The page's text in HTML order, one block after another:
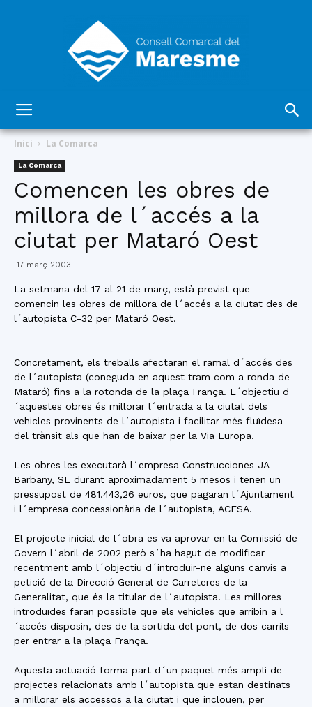
Comarcal
del
Maresme
Inici La Comarca
La Comarca
Comencen les obres de
millora de l´accés a la
ciutat per Mataró Oest
17 març 2003
La setmana del 17 al 21 de març, està previst que
comencin les obres de millora de l´accés a la ciutat des de
l´autopista C-32 per Mataró Oest.
Concretament, els treballs afectaran el ramal d´accés des
de l´autopista (coneguda en aquest tram com a ronda de
Mataró) fins a la rotonda de la plaça França. L´objectiu d
´aquestes obres és millorar l´entrada a la ciutat dels
vehicles provinents de l´autopista i facilitar més fluïdesa
del trànsit als que han de baixar per la Via Europa.
Les obres les executarà l´empresa Construcciones JA
Barbany, SL durant aproximadament 5 mesos i tenen un
pressupost de 481.443,26 euros, que pagaran l´Ajuntament
i l´empresa concessionària de l´autopista, ACESA.
El projecte inicial de l´obra es va aprovar en la Comissió de
Govern l´abril de 2002 però s´ha hagut de modificar
recentment amb l´objectiu d´introduir-ne alguns canvis a
petició de la Direcció General de Carreteres de la
Generalitat, que és la titular de l´autopista. Les millores
introduïdes faran possible que els vehicles que arribin a l
´accés disposin, des de la sortida del pont, de dos carrils
per entrar a la plaça França.
Aquesta actuació forma part d´un paquet més ampli de
projectes relacionats amb l´autopista que estan destinats
a millorar els accessos a la ciutat i que inclouen, per